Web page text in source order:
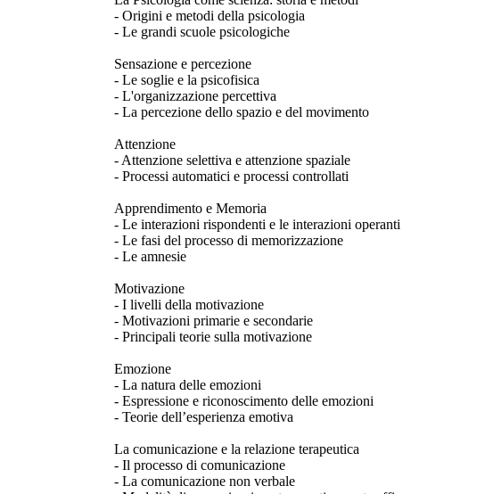
- Origini e metodi della psicologia
- Le grandi scuole psicologiche
Sensazione e percezione
- Le soglie e la psicofisica
- L'organizzazione percettiva
- La percezione dello spazio e del movimento
Attenzione
- Attenzione selettiva e attenzione spaziale
- Processi automatici e processi controllati
Apprendimento e Memoria
- Le interazioni rispondenti e le interazioni operanti
- Le fasi del processo di memorizzazione
- Le amnesie
Motivazione
- I livelli della motivazione
- Motivazioni primarie e secondarie
- Principali teorie sulla motivazione
Emozione
- La natura delle emozioni
- Espressione e riconoscimento delle emozioni
- Teorie dell’esperienza emotiva
La comunicazione e la relazione terapeutica
- Il processo di comunicazione
- La comunicazione non verbale